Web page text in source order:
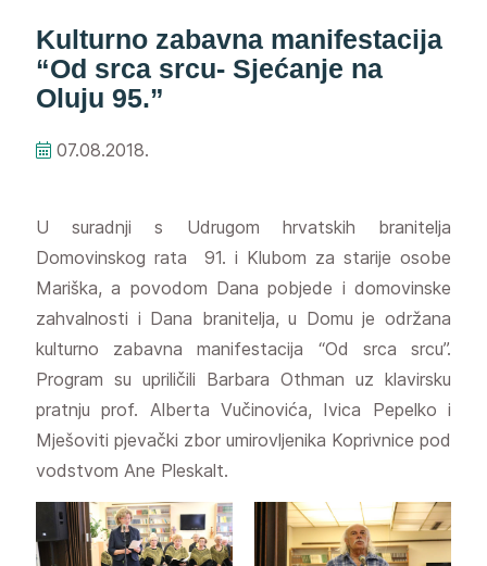
Kulturno zabavna manifestacija
“Od srca srcu- Sjećanje na
Oluju 95.”
07.08.2018.
U suradnji s Udrugom hrvatskih branitelja
Domovinskog rata 91. i Klubom za starije osobe
Mariška, a povodom Dana pobjede i domovinske
zahvalnosti i Dana branitelja, u Domu je održana
kulturno zabavna manifestacija “Od srca srcu”.
Program su upriličili Barbara Othman uz klavirsku
pratnju prof. Alberta Vučinovića, Ivica Pepelko i
Mješoviti pjevački zbor umirovljenika Koprivnice pod
vodstvom Ane Pleskalt.